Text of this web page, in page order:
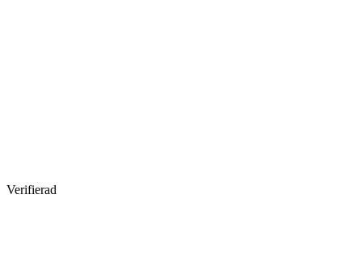
Verifierad